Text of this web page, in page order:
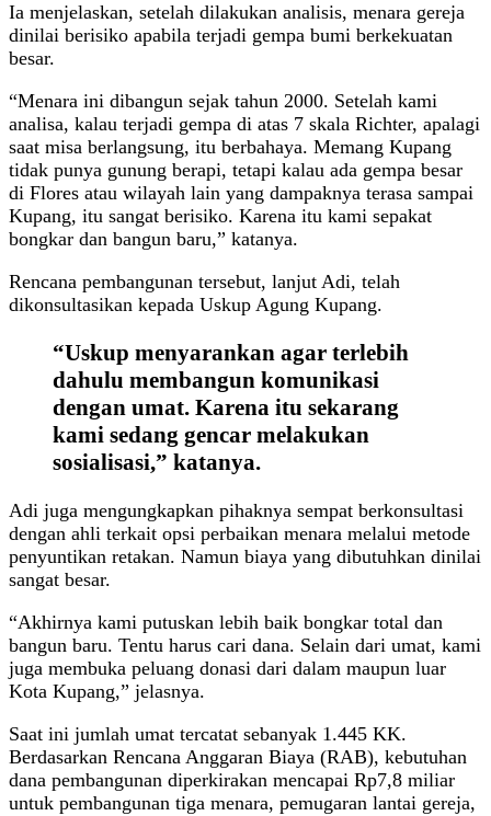
Ia menjelaskan, setelah dilakukan analisis, menara gereja
dinilai berisiko apabila terjadi gempa bumi berkekuatan
besar.
“Menara ini dibangun sejak tahun 2000. Setelah kami
analisa, kalau terjadi gempa di atas 7 skala Richter, apalagi
saat misa berlangsung, itu berbahaya. Memang Kupang
tidak punya gunung berapi, tetapi kalau ada gempa besar
di Flores atau wilayah lain yang dampaknya terasa sampai
Kupang, itu sangat berisiko. Karena itu kami sepakat
bongkar dan bangun baru,” katanya.
Rencana pembangunan tersebut, lanjut Adi, telah
dikonsultasikan kepada Uskup Agung Kupang.
“Uskup menyarankan agar terlebih
dahulu membangun komunikasi
dengan umat. Karena itu sekarang
kami sedang gencar melakukan
sosialisasi,” katanya.
Adi juga mengungkapkan pihaknya sempat berkonsultasi
dengan ahli terkait opsi perbaikan menara melalui metode
penyuntikan retakan. Namun biaya yang dibutuhkan dinilai
sangat besar.
“Akhirnya kami putuskan lebih baik bongkar total dan
bangun baru. Tentu harus cari dana. Selain dari umat, kami
juga membuka peluang donasi dari dalam maupun luar
Kota Kupang,” jelasnya.
Saat ini jumlah umat tercatat sebanyak 1.445 KK.
Berdasarkan Rencana Anggaran Biaya (RAB), kebutuhan
dana pembangunan diperkirakan mencapai Rp7,8 miliar
untuk pembangunan tiga menara, pemugaran lantai gereja,